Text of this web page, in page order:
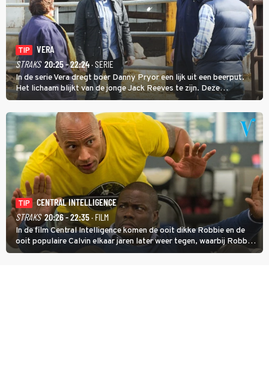
TIP
VERA
STRAKS 20:25 - 22:24· SERIE
In de serie Vera dregt boer Danny Pryor een lijk uit een beerput.
Het lichaam blijkt van de jonge Jack Reeves te zijn. Deze
homoseksuele woonwagenbewoner had gebroken met zijn familie
en verliet het kamp met slaande ruzie.
TIP
CENTRAL INTELLIGENCE
STRAKS 20:26 - 22:35· FILM
In de film Central Intelligence komen de ooit dikke Robbie en de
ooit populaire Calvin elkaar jaren later weer tegen, waarbij Robbie,
inmiddels supergespierd en werkzaam voor de CIA, Calvins hulp